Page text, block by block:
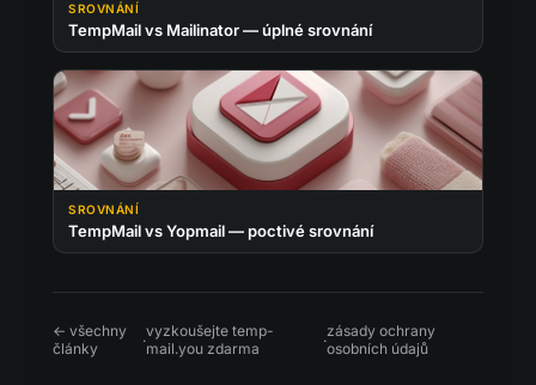
SROVNÁNÍ
TempMail vs Mailinator — úplné srovnání
SROVNÁNÍ
TempMail vs Yopmail — poctivé srovnání
← všechny
články
·vyzkoušejte temp-
mail.you zdarma
·zásady ochrany
osobních údajů